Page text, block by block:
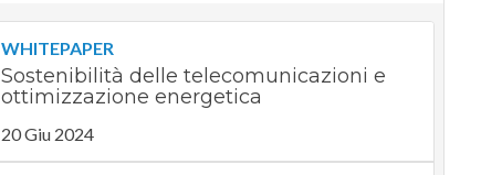
WHITEPAPER
Sostenibilità delle telecomunicazioni e
ottimizzazione energetica
20 Giu 2024